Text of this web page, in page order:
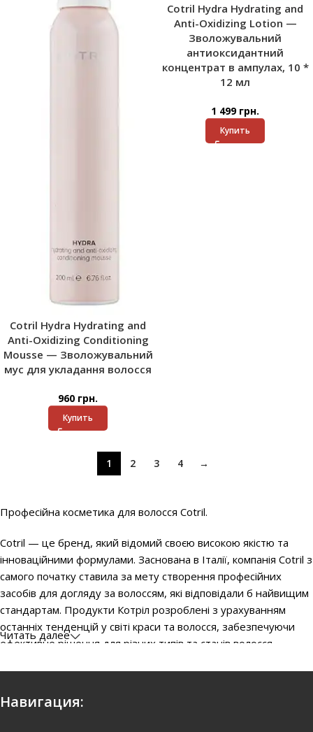
Cotril Hydra Hydrating and
Anti-Oxidizing Conditioning
Mousse — Зволожувальний
мус для укладання волосся
960 грн.
Купить
Cotril Hydra Hydrating and
Anti-Oxidizing Lotion —
Зволожувальний
антиоксидантний
концентрат в ампулах, 10 *
12 мл
1 499 грн.
Купить
1 2 3 4 →
Професійна косметика для волосся Cotril.
Cotril — це бренд, який відомий своєю високою якістю та
інноваційними формулами. Заснована в Італії, компанія Cotril з
самого початку ставила за мету створення професійних
засобів для догляду за волоссям, які відповідали б найвищим
стандартам. Продукти Котріл розроблені з урахуванням
останніх тенденцій у світі краси та волосся, забезпечуючи
ефективне рішення для різних типів та станів волосся.
Однією з ключовихособливостей Cotril є використання
волосся. Це дозволяє досягти професійних результатів як у
Читать далее
Навигация: